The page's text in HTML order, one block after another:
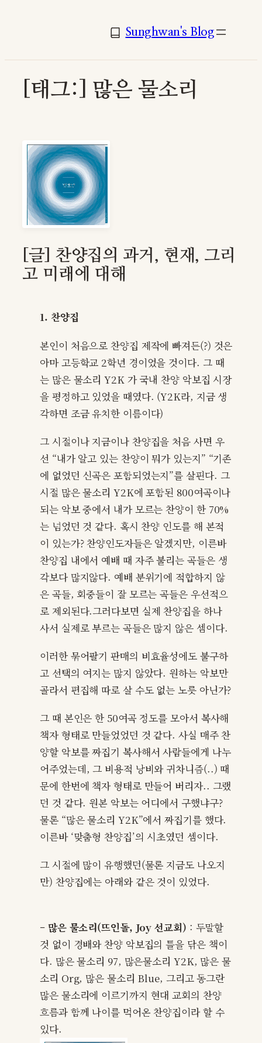
로
Sunghwan's Blog
[태그:] 많은 물소리
[글] 찬양집의 과거, 현재, 그리
고 미래에 대해
1. 찬양집
본인이 처음으로 찬양집 제작에 빠져든(?) 것은
아마 고등학교 2학년 경이었을 것이다. 그 때
는 많은 물소리 Y2K 가 국내 찬양 악보집 시장
을 평정하고 있었을 때였다. (Y2K라, 지금 생
각하면 조금 유치한 이름이다)
그 시절이나 지금이나 찬양집을 처음 사면 우
선 “내가 알고 있는 찬양이 뭐가 있는지” “기존
에 없었던 신곡은 포함되었는지”를 살핀다. 그
시절 많은 물소리 Y2K에 포함된 800여곡이나
되는 악보 중에서 내가 모르는 찬양이 한 70%
는 넘었던 것 같다. 혹시 찬양 인도를 해 본적
이 있는가? 찬양인도자들은 알겠지만, 이른바
찬양집 내에서 예배 때 자주 불리는 곡들은 생
각보다 많지않다. 예배 분위기에 적합하지 않
은 곡들, 회중들이 잘 모르는 곡들은 우선적으
로 제외된다.그러다보면 실제 찬양집을 하나
사서 실제로 부르는 곡들은 많지 않은 셈이다.
이러한 묶어팔기 판매의 비효율성에도 불구하
고 선택의 여지는 많지 않았다. 원하는 악보만
골라서 편집해 따로 살 수도 없는 노릇 아닌가?
그 때 본인은 한 50여곡 정도를 모아서 복사해
책자 형태로 만들었었던 것 같다. 사실 매주 찬
양할 악보를 짜집기 복사해서 사람들에게 나누
어주었는데, 그 비용적 낭비와 귀차니즘(..) 때
문에 한번에 책자 형태로 만들어 버리자.. 그랬
던 것 같다. 원본 악보는 어디에서 구했냐구?
물론 “많은 물소리 Y2K”에서 짜집기를 했다.
이른바 ‘맞춤형 찬양집’의 시초였던 셈이다.
그 시절에 많이 유행했던(물론 지금도 나오지
만) 찬양집에는 아래와 같은 것이 있었다.
– 많은 물소리(뜨인돌, Joy 선교회) : 두말할
것 없이 경배와 찬양 악보집의 틀을 닦은 책이
다. 많은 물소리 97, 많은물소리 Y2K, 많은 물
소리 Org, 많은 물소리 Blue, 그리고 동그란
많은 물소리에 이르기까지 현대 교회의 찬양
흐름과 함께 나이를 먹어온 찬양집이라 할 수
있다.